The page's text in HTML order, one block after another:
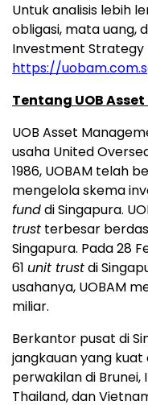
Untuk analisis lebih
obligasi, mata uang,
Investment Strategy
https://
Tentang UOB
UOB Asset
usaha United
1986, UOBAM telah
mengelola skema
funddi Singapura.
trust terbesar
Singapura. Pada 28
61 unit trustdi
usahanya, UOBAM
miliar.
Berkantor pusat di
jangkauan yang
perwakilan di Brunei,
Thailand, dan